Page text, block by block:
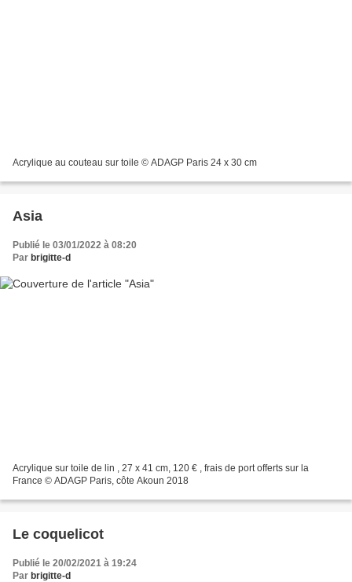
Acrylique au couteau sur toile © ADAGP Paris 24 x 30 cm
Asia
Publié le 03/01/2022 à 08:20
Par brigitte-d
Acrylique sur toile de lin , 27 x 41 cm, 120 € , frais de port offerts sur la
France © ADAGP Paris, côte Akoun 2018
Le coquelicot
Publié le 20/02/2021 à 19:24
Par brigitte-d